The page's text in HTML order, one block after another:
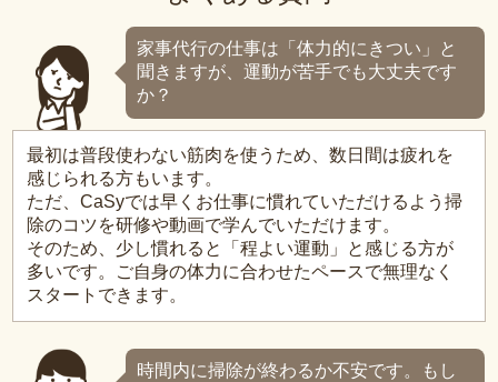
家事代行の仕事は「体力的にきつい」と
聞きますが、運動が苦手でも大丈夫です
か？
最初は普段使わない筋肉を使うため、数日間は疲れを
感じられる方もいます。
ただ、CaSyでは早くお仕事に慣れていただけるよう掃
除のコツを研修や動画で学んでいただけます。
そのため、少し慣れると「程よい運動」と感じる方が
多いです。ご自身の体力に合わせたペースで無理なく
スタートできます。
時間内に掃除が終わるか不安です。もし